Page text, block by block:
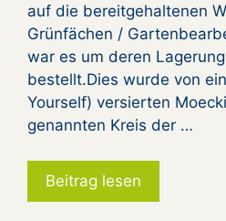
auf die bereitgehaltenen
Grünfächen /
war es um deren
bestellt.Dies wurde von
Yourself) versierten
genannten Kreis der …
Beitrag lesen